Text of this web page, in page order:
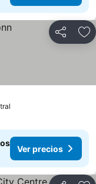
Compartir
Ver precios